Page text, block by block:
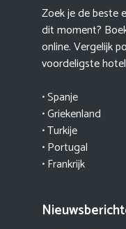
Zoek je de beste
dit moment?
online. Vergelijk
voordeligste
• Spanje
• Griekenland
• Turkije
•Portugal
• Frankrijk